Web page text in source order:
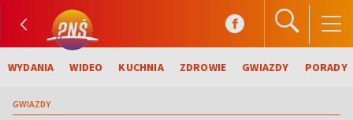
WYDANIA WIDEO KUCHNIA ZDROWIE GWIAZDY PORADY
GWIAZDY